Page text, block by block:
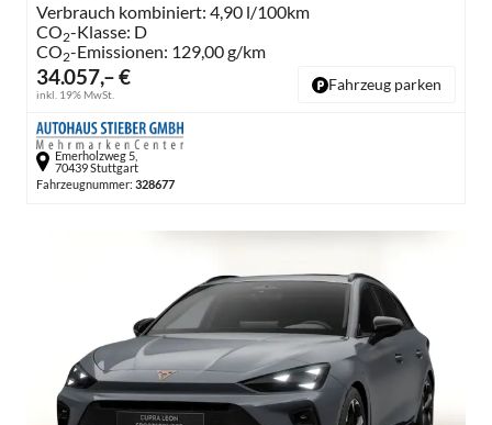
34.057,– €
inkl. 19% MwSt.
Verbrauch kombiniert: 4,90 l/100km
CO2-Klasse: D
CO2-Emissionen: 129,00 g/km
Fahrzeug parken
Emerholzweg 5,
70439 Stuttgart
Fahrzeugnummer: 328677